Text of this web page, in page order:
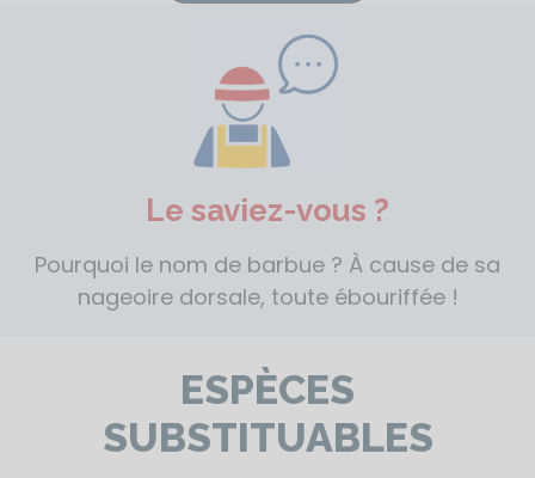
Le saviez-vous ?
Pourquoi le nom de barbue ? À cause de sa
nageoire dorsale, toute ébouriffée !
ESPÈCES
SUBSTITUABLES